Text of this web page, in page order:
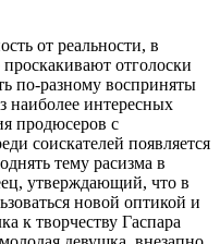
от реальности, в
отголоски
по-разному восприняты
наиболее интересных
продюсеров с
соискателей появляется
тему расизма в
утверждающий, что в
новой оптикой и
к творчеству Гаспара